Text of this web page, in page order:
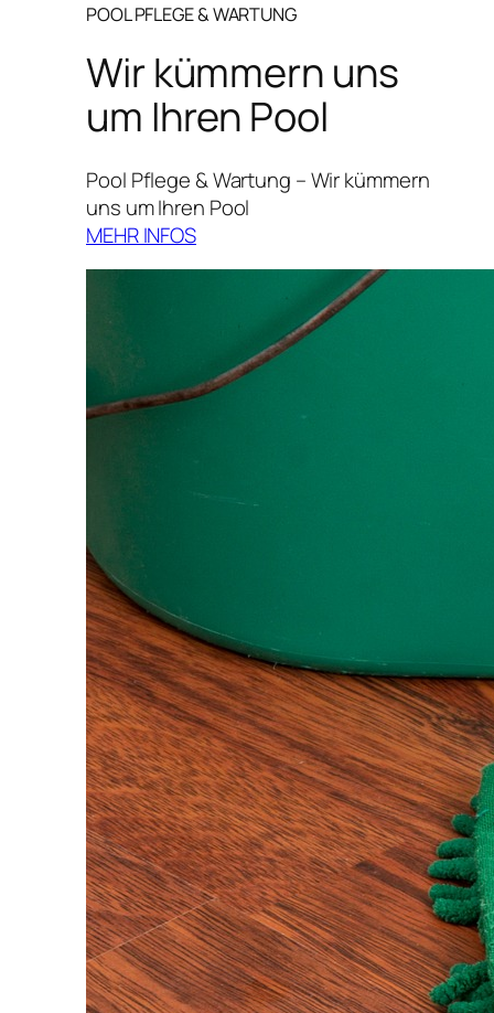
POOL PFLEGE & WARTUNG
Wir kümmern uns
um Ihren Pool
Pool Pflege & Wartung – Wir kümmern
uns um Ihren Pool
MEHR INFOS